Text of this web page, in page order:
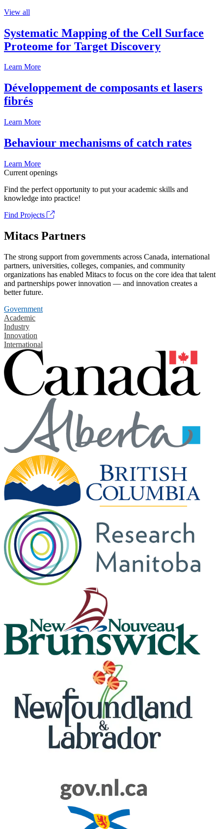
View all
Systematic Mapping of the Cell Surface
Proteome for Target Discovery
Learn More
Développement de composants et lasers
fibrés
Learn More
Behaviour mechanisms of catch rates
Learn More
Current openings
Find the perfect opportunity to put your academic skills and
knowledge into practice!
Find Projects
Mitacs Partners
The strong support from governments across Canada, international
partners, universities, colleges, companies, and community
organizations has enabled Mitacs to focus on the core idea that talent
and partnerships power innovation — and innovation creates a
better future.
Government
Academic
Industry
Innovation
International